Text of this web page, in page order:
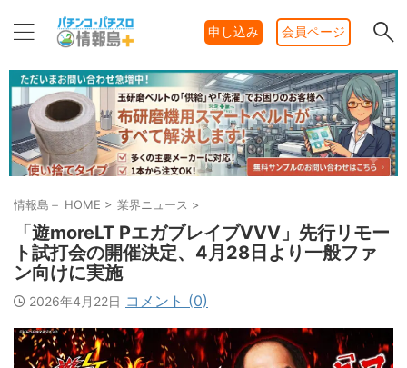
申し込み 会員ページ
情報島＋ HOME > 業界ニュース >
「遊moreLT PエガブレイブVVV」先行リモー
ト試打会の開催決定、4月28日より一般ファ
ン向けに実施
2026年4月22日 コメント (0)